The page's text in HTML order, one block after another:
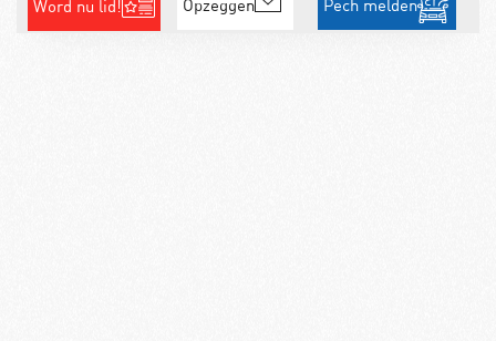
Word nu lid! Opzeggen Pech melden